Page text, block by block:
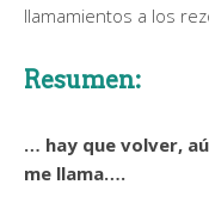
llamamientos a los
Resumen:
… hay que volver,
me llama….